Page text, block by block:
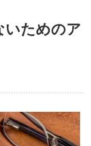
いためのア